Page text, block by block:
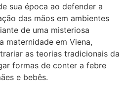
sua época ao defender a
das mãos em ambientes
de uma misteriosa
maternidade em Viena,
as teorias tradicionais da
formas de conter a febre
e bebês.